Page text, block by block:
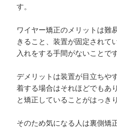
す。
ワイヤー矯正のメリットは難
きること、装置が固定されて
入れをする手間がないことです
デメリットは装置が目立ちや
着する場合はそれほどでもあ
と矯正していることがはっき
そのため気になる人は裏側矯